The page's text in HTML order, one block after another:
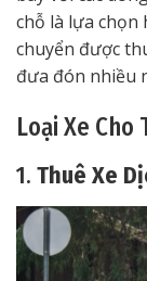
chỗ là lựa chọn
chuyển được
đưa đón nhiều
Loại Xe Cho
1. Thuê Xe